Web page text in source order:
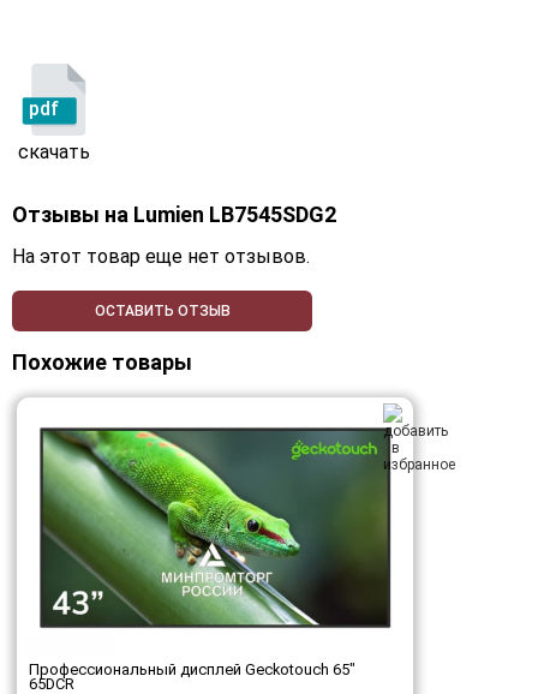
pdf
скачать
Отзывы на Lumien LB7545SDG2
На этот товар еще нет отзывов.
ОСТАВИТЬ ОТЗЫВ
Похожие товары
Профессиональный дисплей Geckotouch 65"
65DCR